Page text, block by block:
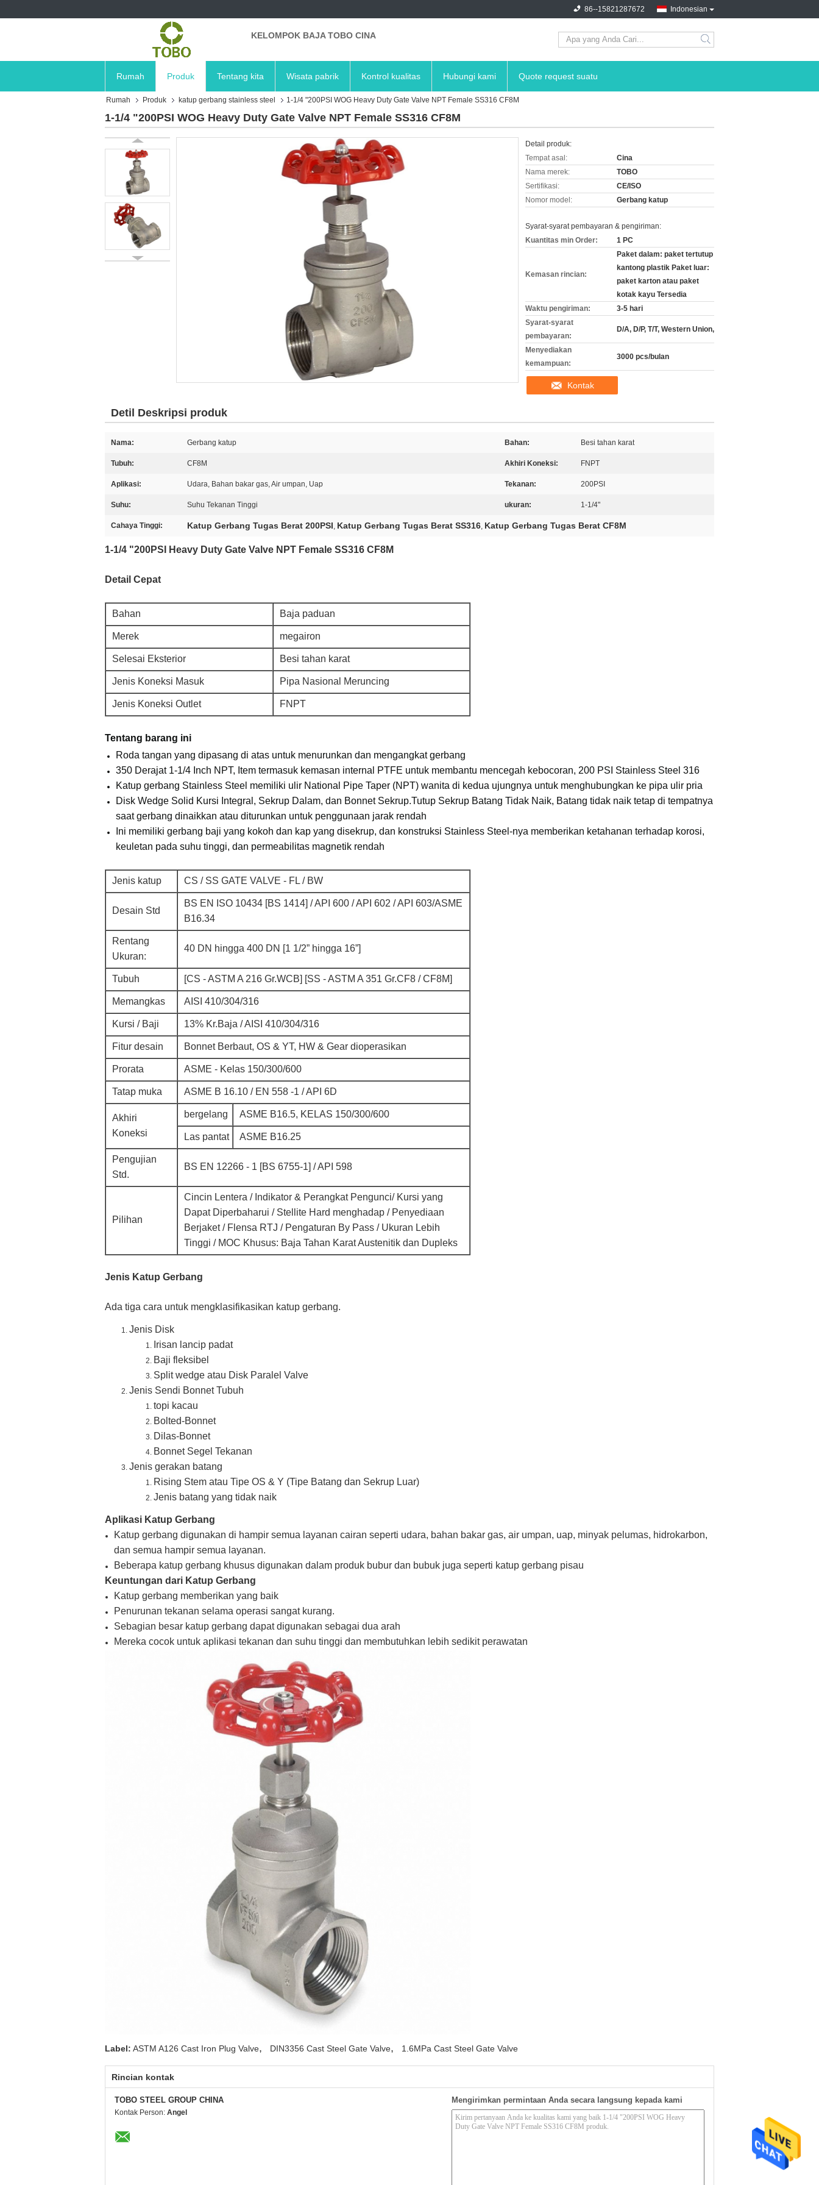
Indonesian
86--15821287672
KELOMPOK BAJA TOBO CINA
Rumah Produk Tentang kita Wisata pabrik Kontrol kualitas Hubungi kami Quote request suatu
Rumah Produk katup gerbang stainless steel 1-1/4 "200PSI WOG Heavy Duty Gate Valve NPT Female SS316 CF8M
1-1/4 "200PSI WOG Heavy Duty Gate Valve NPT Female SS316 CF8M
Detail produk:
Tempat asal:
Cina
Nama merek:
TOBO
Sertifikasi:
CE/ISO
Nomor model:
Gerbang katup
Syarat-syarat pembayaran & pengiriman:
Kuantitas min Order:
1 PC
Kemasan rincian:
Paket dalam: paket tertutup
kantong plastik Paket luar:
paket karton atau paket
kotak kayu Tersedia
Waktu pengiriman:
3-5 hari
Syarat-syarat
pembayaran:
D/A, D/P, T/T, Western Union,
Menyediakan
kemampuan:
3000 pcs/bulan
Kontak
Detil Deskripsi produk
Nama: Gerbang katup Bahan: Besi tahan karat
Tubuh: CF8M Akhiri Koneksi: FNPT
Aplikasi: Udara, Bahan bakar gas, Air umpan, Uap Tekanan: 200PSI
Suhu: Suhu Tekanan Tinggi ukuran: 1-1/4"
Cahaya Tinggi: Katup Gerbang Tugas Berat 200PSI, Katup Gerbang Tugas Berat SS316, Katup Gerbang Tugas Berat CF8M
1-1/4 "200PSI Heavy Duty Gate Valve NPT Female SS316 CF8M
Detail Cepat
Bahan Baja paduan
Merek megairon
Selesai Eksterior Besi tahan karat
Jenis Koneksi Masuk Pipa Nasional Meruncing
Jenis Koneksi Outlet FNPT
Tentang barang ini
Roda tangan yang dipasang di atas untuk menurunkan dan mengangkat gerbang
350 Derajat 1-1/4 Inch NPT, Item termasuk kemasan internal PTFE untuk membantu mencegah kebocoran, 200 PSI Stainless Steel 316
Katup gerbang Stainless Steel memiliki ulir National Pipe Taper (NPT) wanita di kedua ujungnya untuk menghubungkan ke pipa ulir pria
Disk Wedge Solid Kursi Integral, Sekrup Dalam, dan Bonnet Sekrup.Tutup Sekrup Batang Tidak Naik, Batang tidak naik tetap di tempatnya
saat gerbang dinaikkan atau diturunkan untuk penggunaan jarak rendah
Ini memiliki gerbang baji yang kokoh dan kap yang disekrup, dan konstruksi Stainless Steel-nya memberikan ketahanan terhadap korosi,
keuletan pada suhu tinggi, dan permeabilitas magnetik rendah
Jenis katup CS / SS GATE VALVE - FL / BW
Desain Std
BS EN ISO 10434 [BS 1414] / API 600 / API 602 / API 603/ASME
B16.34
Rentang
Ukuran:
40 DN hingga 400 DN [1 1/2” hingga 16”]
Tubuh [CS - ASTM A 216 Gr.WCB] [SS - ASTM A 351 Gr.CF8 / CF8M]
Memangkas AISI 410/304/316
Kursi / Baji 13% Kr.Baja / AISI 410/304/316
Fitur desain Bonnet Berbaut, OS & YT, HW & Gear dioperasikan
Prorata ASME - Kelas 150/300/600
Tatap muka ASME B 16.10 / EN 558 -1 / API 6D
Akhiri
Koneksi
bergelang ASME B16.5, KELAS 150/300/600
Las pantat ASME B16.25
Pengujian
Std.
BS EN 12266 - 1 [BS 6755-1] / API 598
Pilihan
Cincin Lentera / Indikator & Perangkat Pengunci/ Kursi yang
Dapat Diperbaharui / Stellite Hard menghadap / Penyediaan
Berjaket / Flensa RTJ / Pengaturan By Pass / Ukuran Lebih
Tinggi / MOC Khusus: Baja Tahan Karat Austenitik dan Dupleks
Jenis Katup Gerbang
Ada tiga cara untuk mengklasifikasikan katup gerbang.
Jenis Disk
Irisan lancip padat
Baji fleksibel
Split wedge atau Disk Paralel Valve
Jenis Sendi Bonnet Tubuh
topi kacau
Bolted-Bonnet
Dilas-Bonnet
Bonnet Segel Tekanan
Jenis gerakan batang
Rising Stem atau Tipe OS & Y (Tipe Batang dan Sekrup Luar)
Jenis batang yang tidak naik
Aplikasi Katup Gerbang
Katup gerbang digunakan di hampir semua layanan cairan seperti udara, bahan bakar gas, air umpan, uap, minyak pelumas, hidrokarbon,
dan semua hampir semua layanan.
Beberapa katup gerbang khusus digunakan dalam produk bubur dan bubuk juga seperti katup gerbang pisau
Keuntungan dari Katup Gerbang
Katup gerbang memberikan yang baik
Penurunan tekanan selama operasi sangat kurang.
Sebagian besar katup gerbang dapat digunakan sebagai dua arah
Mereka cocok untuk aplikasi tekanan dan suhu tinggi dan membutuhkan lebih sedikit perawatan
Label: ASTM A126 Cast Iron Plug Valve, DIN3356 Cast Steel Gate Valve, 1.6MPa Cast Steel Gate Valve
Rincian kontak
TOBO STEEL GROUP CHINA
Kontak Person: Angel
Mengirimkan permintaan Anda secara langsung kepada kami